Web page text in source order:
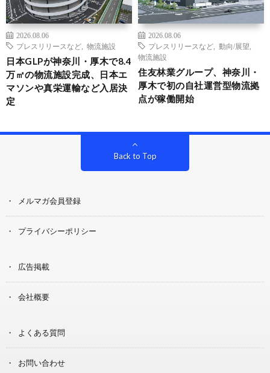
2026.08.06
プレスリリースなど
物流施設
日本GLPが神奈川・厚木で8.4
万㎡の物流施設完成、日本エ
マソンや真栄運輸など入居決
定
2026.08.06
プレスリリースなど
動向/展望
物流施設
住友林業グループ、神奈川・
厚木で初の自社運営型物流拠
点が稼働開始
Back to Top
メルマガ会員登録
プライバシーポリシー
広告掲載
会社概要
よくある質問
お問い合わせ